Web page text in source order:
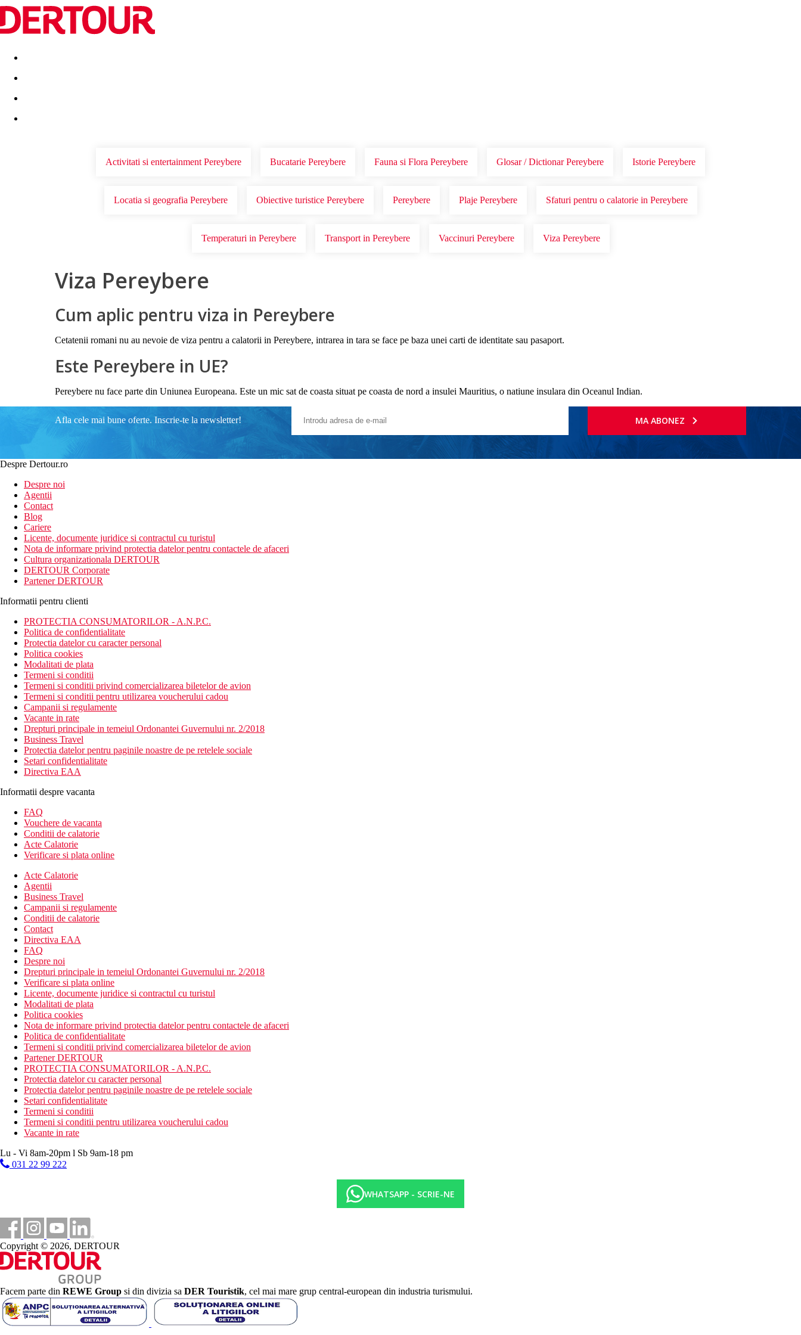
Destinatii Vacanta perfecta OFERTE DE NERATAT
Activitati si entertainment Pereybere Bucatarie Pereybere Fauna si Flora Pereybere Glosar / Dictionar Pereybere Istorie Pereybere
Locatia si geografia Pereybere Obiective turistice Pereybere Pereybere Plaje Pereybere Sfaturi pentru o calatorie in Pereybere
Temperaturi in Pereybere Transport in Pereybere Vaccinuri Pereybere Viza Pereybere
Viza Pereybere
Cum aplic pentru viza in Pereybere
Cetatenii romani nu au nevoie de viza pentru a calatorii in Pereybere, intrarea in tara se face pe baza unei carti de identitate sau pasaport.
Este Pereybere in UE?
Pereybere nu face parte din Uniunea Europeana. Este un mic sat de coasta situat pe coasta de nord a insulei Mauritius, o natiune insulara din Oceanul Indian.
Afla cele mai bune oferte. Inscrie-te la newsletter! MA ABONEZ
Despre Dertour.ro
Despre noi
Agentii
Contact
Blog
Cariere
Licente, documente juridice si contractul cu turistul
Nota de informare privind protectia datelor pentru contactele de afaceri
Cultura organizationala DERTOUR
DERTOUR Corporate
Partener DERTOUR
Informatii pentru clienti
PROTECTIA CONSUMATORILOR - A.N.P.C.
Politica de confidentialitate
Protectia datelor cu caracter personal
Politica cookies
Modalitati de plata
Termeni si conditii
Termeni si conditii privind comercializarea biletelor de avion
Termeni si conditii pentru utilizarea voucherului cadou
Campanii si regulamente
Vacante in rate
Drepturi principale in temeiul Ordonantei Guvernului nr. 2/2018
Business Travel
Protectia datelor pentru paginile noastre de pe retelele sociale
Setari confidentialitate
Directiva EAA
Informatii despre vacanta
FAQ
Vouchere de vacanta
Conditii de calatorie
Acte Calatorie
Verificare si plata online
Acte Calatorie
Agentii
Business Travel
Campanii si regulamente
Conditii de calatorie
Contact
Directiva EAA
FAQ
Despre noi
Drepturi principale in temeiul Ordonantei Guvernului nr. 2/2018
Verificare si plata online
Licente, documente juridice si contractul cu turistul
Modalitati de plata
Politica cookies
Nota de informare privind protectia datelor pentru contactele de afaceri
Politica de confidentialitate
Termeni si conditii privind comercializarea biletelor de avion
Partener DERTOUR
PROTECTIA CONSUMATORILOR - A.N.P.C.
Protectia datelor cu caracter personal
Protectia datelor pentru paginile noastre de pe retelele sociale
Setari confidentialitate
Termeni si conditii
Termeni si conditii pentru utilizarea voucherului cadou
Vacante in rate
Lu - Vi 8am-20pm l Sb 9am-18 pm
031 22 99 222
WHATSAPP - SCRIE-NE
Copyright © 2026, DERTOUR
Facem parte din REWE Group si din divizia sa DER Touristik, cel mai mare grup central-european din industria turismului.